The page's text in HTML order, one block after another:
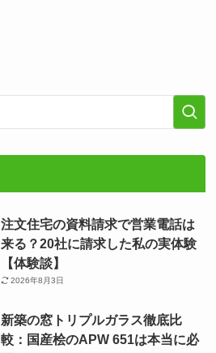
注文住宅の資料請求で営業電話は
来る？20社に請求した私の実体験
【体験談】
2026年8月3日
新築の窓トリプルガラス徹底比
較：国産桧のAPW 651は本当に必